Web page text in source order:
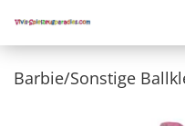
Barbie/Sonstige